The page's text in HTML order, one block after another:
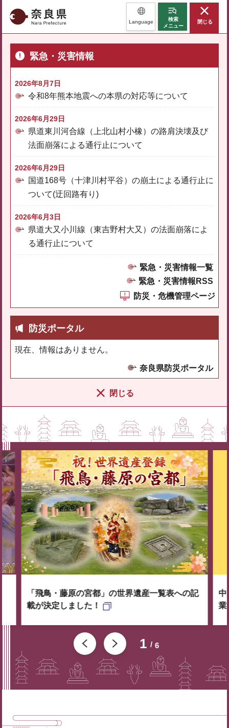
奈良県 Language
検索
メニュー
閉じる
緊急・災害情報
2026年8月7日
令和8年熊本地震への本県の対応等について
2026年6月29日
県道東川河合線（上北山村小橡）の路肩決壊及び
法面崩落による通行止について
2026年6月29日
国道168号（十津川村平谷）の崩土による通行止に
ついて(迂回路有り)
2026年6月3日
県道大又小川線（東吉野村大又）の法面崩落によ
る通行止について
緊急・災害情報一覧
緊急・災害情報RSS
防災・危機管理ページ
防災ポータル
現在、情報はありません。
奈良県防災ポータル
閉じる
1 6
「飛鳥・藤原の宮都」の世界遺産一覧表への記
載が決定しました！
中
業